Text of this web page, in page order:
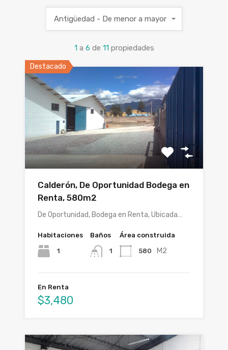
1 a 6 de 11 propiedades
Antigüedad - De menor a mayor
Destacado
Calderón, De Oportunidad Bodega en
Renta, 580m2
De Oportunidad, Bodega en Renta, Ubicada…
Habitaciones
1
Baños
1
Área construida
580 M2
En Renta
$3,480